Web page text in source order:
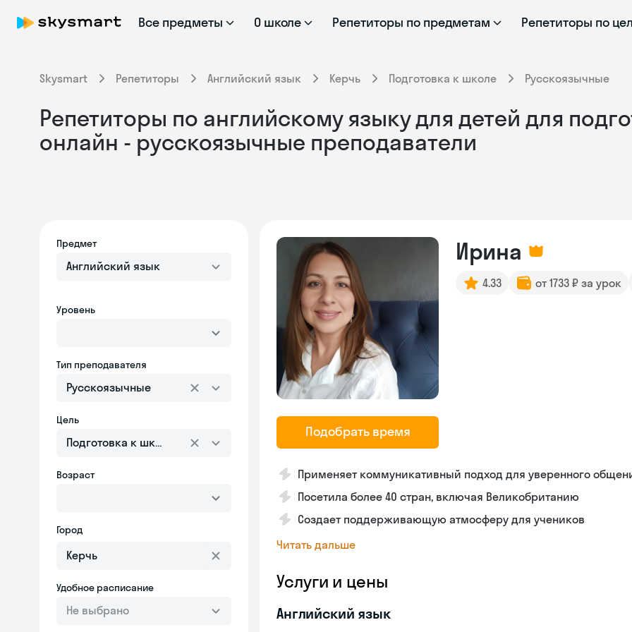
Все предметы О школе Репетиторы по предметам Репетиторы по
Skysmart Репетиторы Английский язык Керчь Подготовка к школе Русскоязычные
Репетиторы по английскому языку для детей для
онлайн - русскоязычные преподаватели
Предмет
Английский язык
Уровень
Тип преподавателя
Русскоязычные
Цель
Подготовка к школе
Возраст
Город
Удобное расписание
Не выбрано
Подобрать время
Ирина
4.33 от 1733 ₽ за урок
Применяет коммуникативный подход для уверенного
Посетила более 40 стран, включая Великобританию
Создает поддерживающую атмосферу для учеников
Читать дальше
Услуги и цены
Английский язык